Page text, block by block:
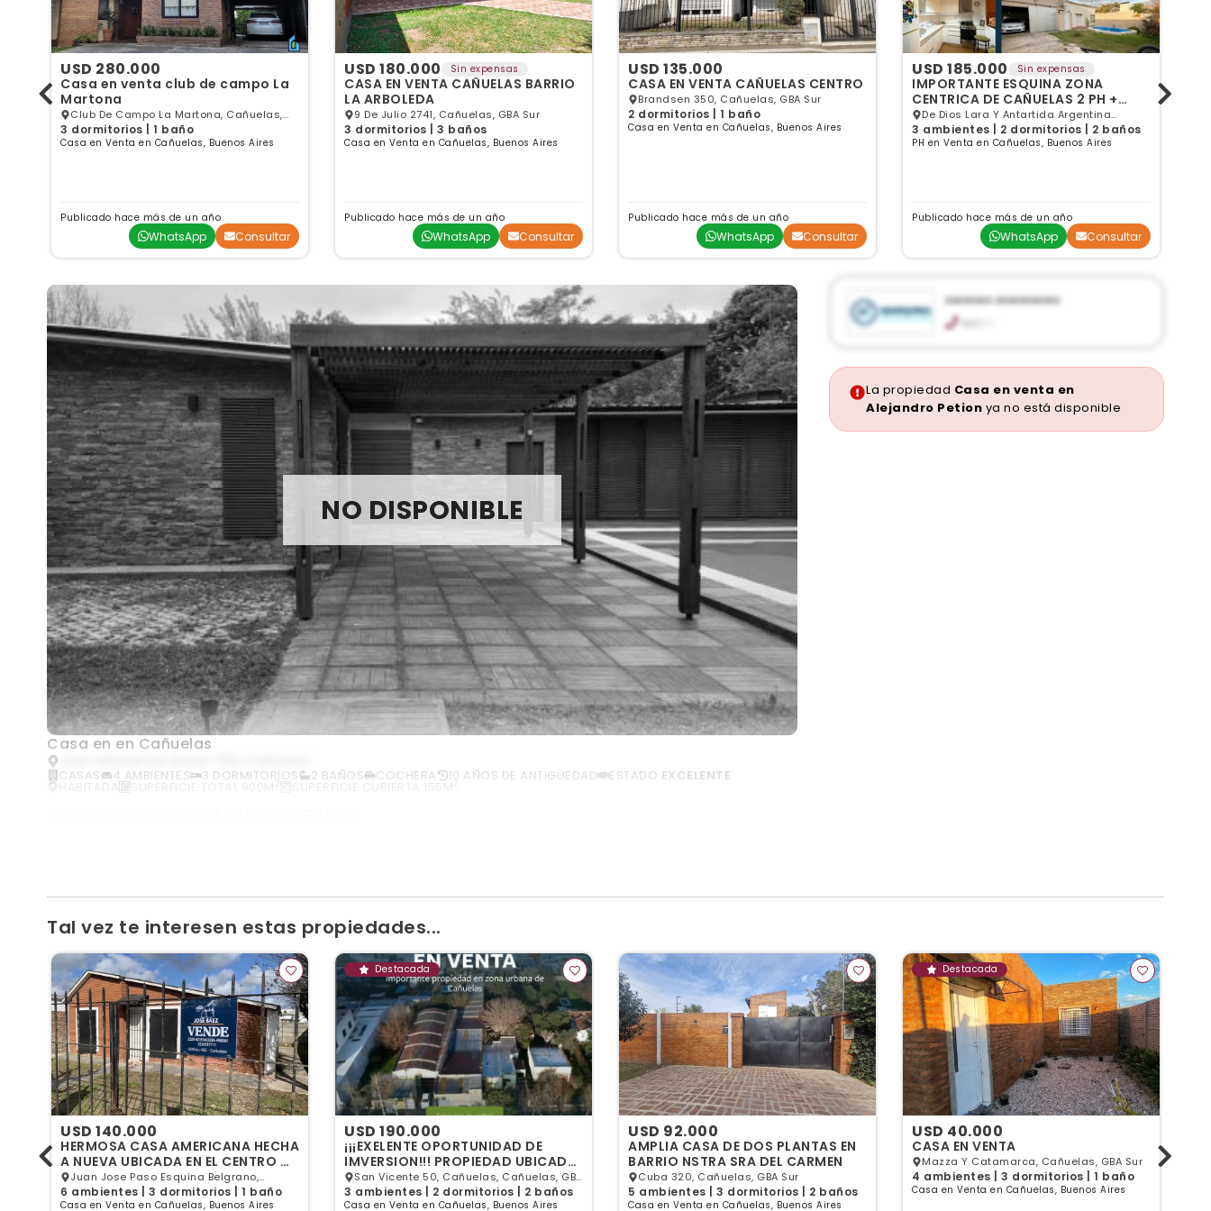
USD 280.000
Casa en venta club de campo La
Martona
Club De Campo La Martona, Cañuelas,
GBA Sur
3 dormitorios | 1 baño
Casa en Venta en Cañuelas, Buenos Aires
Publicado hace más de un año
WhatsApp Consultar
USD 180.000 Sin expensas
CASA EN VENTA CAÑUELAS BARRIO
LA ARBOLEDA
9 De Julio 2741, Cañuelas, GBA Sur
3 dormitorios | 3 baños
Casa en Venta en Cañuelas, Buenos Aires
Publicado hace más de un año
WhatsApp Consultar
USD 135.000
CASA EN VENTA CAÑUELAS CENTRO
Brandsen 350, Cañuelas, GBA Sur
2 dormitorios | 1 baño
Casa en Venta en Cañuelas, Buenos Aires
Publicado hace más de un año
WhatsApp Consultar
USD 185.000 Sin expensas
IMPORTANTE ESQUINA ZONA
CENTRICA DE CAÑUELAS 2 PH +
GALPON
De Dios Lara Y Antartida Argentina
Cañuelas, Cañuelas, GBA Sur
3 ambientes | 2 dormitorios | 2 baños
PH en Venta en Cañuelas, Buenos Aires
Publicado hace más de un año
WhatsApp Consultar
NO DISPONIBLE
Casa en en Cañuelas
CASAS 4 AMBIENTES 3 DORMITORIOS 2 BAÑOS COCHERA 10 AÑOS DE ANTIGÜEDAD ESTADO EXCELENTE
HABITADA SUPERFICIE TOTAL 900M 2 SUPERFICIE CUBIERTA 155M 2
xxxxxxxx xxxxxxxxxxx
xxxxxx
info@marquinapropiedades.com
Horario de atención: De lunes a viernes de 10 a
17 hs.
Ver publicaciones de la inmobiliaria
La propiedad Casa en venta en
Alejandro Petion ya no está disponible
Tal vez te interesen estas propiedades...
USD 140.000
HERMOSA CASA AMERICANA HECHA
A NUEVA UBICADA EN EL CENTRO DE
CAÑUELAS
Juan Jose Paso Esquina Belgrano,
Cañuelas, GBA Sur
6 ambientes | 3 dormitorios | 1 baño
Casa en Venta en Cañuelas, Buenos Aires
Destacada
USD 190.000
¡¡¡EXELENTE OPORTUNIDAD DE
IMVERSION!!! PROPIEDAD UBICADA
EN ZONA CENTRICA DE CAÑUELAS
San Vicente 50, Cañuelas, Cañuelas, GBA
Sur
3 ambientes | 2 dormitorios | 2 baños
Casa en Venta en Cañuelas, Buenos Aires
USD 92.000
AMPLIA CASA DE DOS PLANTAS EN
BARRIO NSTRA SRA DEL CARMEN
Cuba 320, Cañuelas, GBA Sur
5 ambientes | 3 dormitorios | 2 baños
Casa en Venta en Cañuelas, Buenos Aires
Destacada
USD 40.000
CASA EN VENTA
Mazza Y Catamarca, Cañuelas, GBA Sur
4 ambientes | 3 dormitorios | 1 baño
Casa en Venta en Cañuelas, Buenos Aires